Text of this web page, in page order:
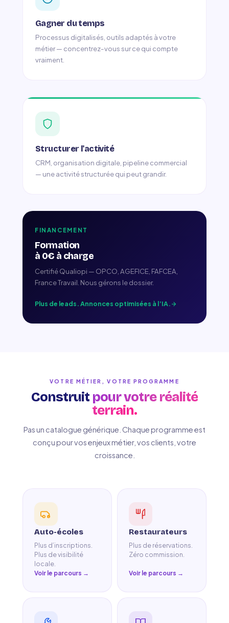
Gagner du temps
Processus digitalisés, outils adaptés à votre
métier — concentrez-vous sur ce qui compte
vraiment.
Structurer l'activité
CRM, organisation digitale, pipeline commercial
— une activité structurée qui peut grandir.
FINANCEMENT
Formation
à 0€ à charge
Certifié Qualiopi — OPCO, AGEFICE, FAFCEA,
France Travail. Nous gérons le dossier.
Plus de leads. Annonces optimisées à l’IA.
VOTRE MÉTIER, VOTRE PROGRAMME
Construit pour votre réalité
terrain.
Pas un catalogue générique. Chaque programme est
conçu pour vos enjeux métier, vos clients, votre
croissance.
Auto-écoles
Plus d’inscriptions.
Plus de visibilité
locale.
Voir le parcours →
Restaurateurs
Plus de réservations.
Zéro commission.
Voir le parcours →